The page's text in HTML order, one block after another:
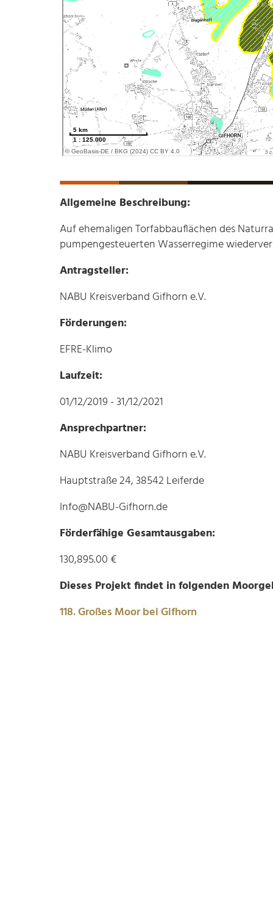
Allgemeine Beschreibung:
Auf ehemaligen Torfabbauflächen des
pumpengesteuerten Wasserregime
Antragsteller:
NABU Kreisverband Gifhorn e.V.
Förderungen:
EFRE-Klimo
Laufzeit:
01/12/2019 - 31/12/2021
Ansprechpartner:
NABU Kreisverband Gifhorn e.V.
Hauptstraße 24, 38542 Leiferde
Info@NABU-Gifhorn.de
Förderfähige Gesamtausgaben:
130,895.00 €
Dieses Projekt findet in folgenden
118. Großes Moor bei Gifhorn